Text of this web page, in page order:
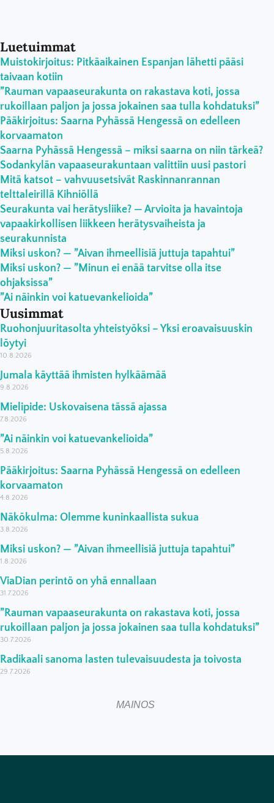
Luetuimmat
Muistokirjoitus: Pitkäaikainen Espanjan lähetti pääsi
taivaan kotiin
”Rauman vapaaseurakunta on rakastava koti, jossa
rukoillaan paljon ja jossa jokainen saa tulla kohdatuksi”
Pääkirjoitus: Saarna Pyhässä Hengessä on edelleen
korvaamaton
Saarna Pyhässä Hengessä – miksi saarna on niin tärkeä?
Sodankylän vapaaseurakuntaan valittiin uusi pastori
Mitä katsot – vahvuusetsivät Raskinnanrannan
telttaleirillä Kihniöllä
Seurakunta vai herätysliike? — Arvioita ja havaintoja
vapaakirkollisen liikkeen herätysvaiheista ja
seurakunnista
Miksi uskon? — ”Aivan ihmeellisiä juttuja tapahtui”
Miksi uskon? — ”Minun ei enää tarvitse olla itse
ohjaksissa”
”Ai näinkin voi katuevankelioida”
Uusimmat
Ruohonjuuritasolta yhteistyöksi – Yksi eroavaisuuskin
löytyi
10.8.2026
Jumala käyttää ihmisten hylkäämää
9.8.2026
Mielipide: Uskovaisena tässä ajassa
7.8.2026
”Ai näinkin voi katuevankelioida”
5.8.2026
Pääkirjoitus: Saarna Pyhässä Hengessä on edelleen
korvaamaton
4.8.2026
Näkökulma: Olemme kuninkaallista sukua
3.8.2026
Miksi uskon? — ”Aivan ihmeellisiä juttuja tapahtui”
1.8.2026
ViaDian perintö on yhä ennallaan
31.7.2026
”Rauman vapaaseurakunta on rakastava koti, jossa
rukoillaan paljon ja jossa jokainen saa tulla kohdatuksi”
30.7.2026
Radikaali sanoma lasten tulevaisuudesta ja toivosta
29.7.2026
MAINOS